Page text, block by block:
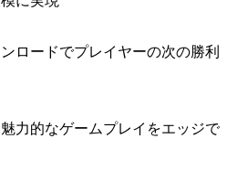
ロードでプレイヤーの次の勝利
力的なゲームプレイをエッジで